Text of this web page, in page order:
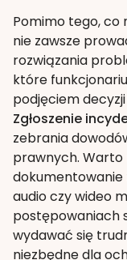
Pomimo tego, co
nie zawsze
rozwiązania
które
podjęciem
Zgłoszenie
zebrania
prawnych. Warto
audio czy wideo
postępowaniach
wydawać się
niezbędne dla